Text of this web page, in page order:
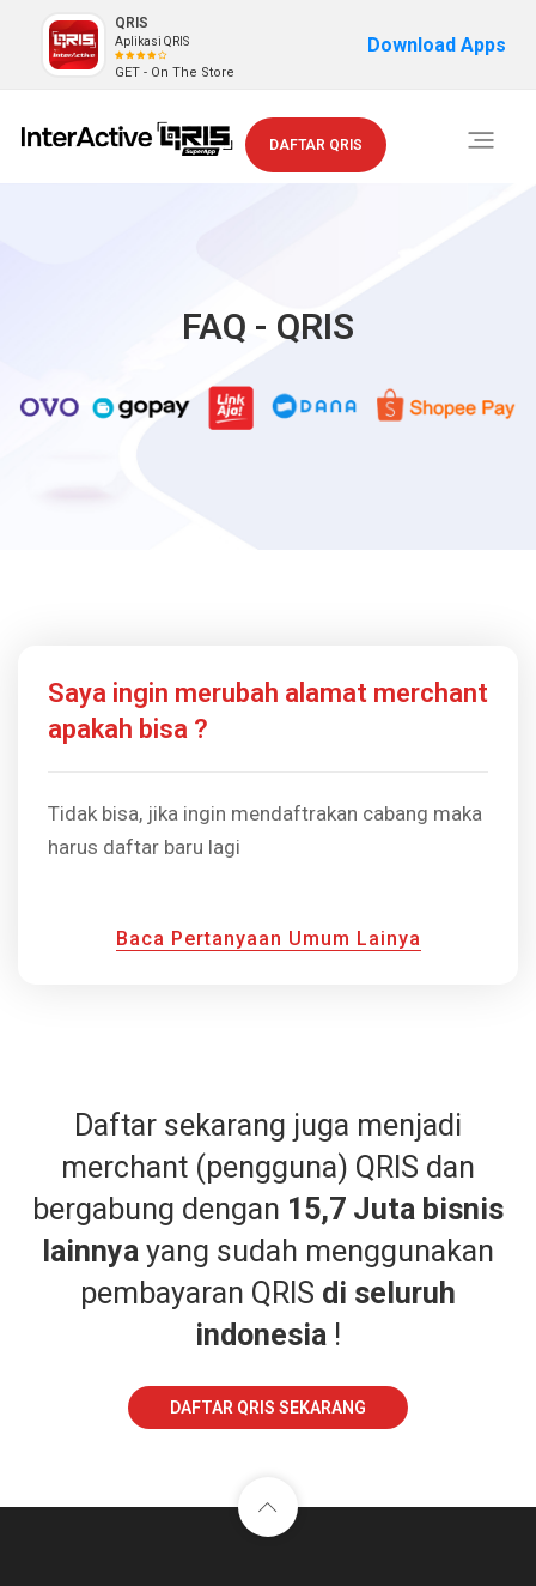
QRIS
Aplikasi QRIS
GET - On The Store
Download Apps
Toggle
DAFTAR QRIS
FAQ - QRIS
Saya ingin merubah alamat merchant
apakah bisa ?
Tidak bisa, jika ingin mendaftrakan cabang maka
harus daftar baru lagi
Baca Pertanyaan Umum Lainya
Daftar sekarang juga menjadi
merchant (pengguna) QRIS dan
bergabung dengan 15,7 Juta bisnis
lainnya yang sudah menggunakan
pembayaran QRIS di seluruh
indonesia !
DAFTAR QRIS SEKARANG